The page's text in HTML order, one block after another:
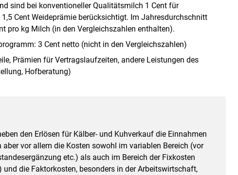
sind bei konventioneller Qualitätsmilch 1 Cent für
Cent Weideprämie berücksichtigt. Im Jahresdurchschnitt
pro kg Milch (in den Vergleichszahlen enthalten).
3 Cent netto (nicht in den Vergleichszahlen)
Prämien für Vertragslaufzeiten, andere Leistungen des
Hofberatung)
den Erlösen für Kälber- und Kuhverkauf die Einnahmen
vor allem die Kosten sowohl im variablen Bereich (vor
etc.) als auch im Bereich der Fixkosten
die Faktorkosten, besonders in der Arbeitswirtschaft,